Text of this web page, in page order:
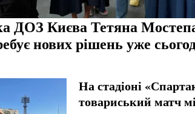
ДОЗ Києва Тетяна
нових рішень уже
На стадіоні
товариський матч